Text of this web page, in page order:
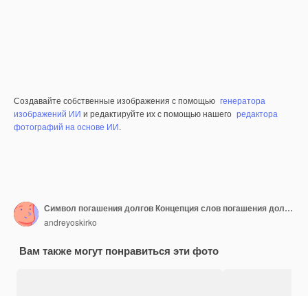
Создавайте собственные изображения с помощью генератора
изображений ИИ и редактируйте их с помощью нашего редактора
фотографий на основе ИИ.
Символ погашения долгов Концепция слов погашения долгов на деревянных блоках
andreyoskirko
Вам также могут понравиться эти фото